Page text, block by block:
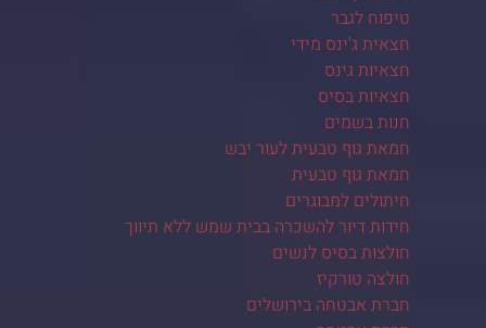
טיפוח לגבר
חצאית ג'ינס מידי
חצאיות גינס
חצאיות בסיס
חנות בשמים
חמאת גוף טבעית לעור יבש
חמאת גוף טבעית
חיתולים למבוגרים
חידות דיור להשכרה בבית שמש ללא תיווך
חולצות בסיס לנשים
חולצה טורקיז
חברת אבטחה בירושלים